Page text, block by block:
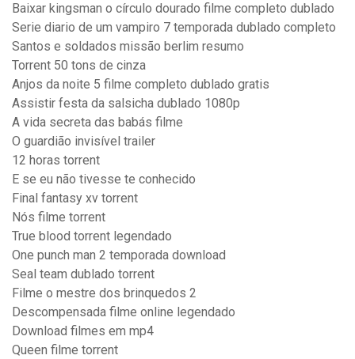
Baixar kingsman o círculo dourado filme completo dublado
Serie diario de um vampiro 7 temporada dublado completo
Santos e soldados missão berlim resumo
Torrent 50 tons de cinza
Anjos da noite 5 filme completo dublado gratis
Assistir festa da salsicha dublado 1080p
A vida secreta das babás filme
O guardião invisível trailer
12 horas torrent
E se eu não tivesse te conhecido
Final fantasy xv torrent
Nós filme torrent
True blood torrent legendado
One punch man 2 temporada download
Seal team dublado torrent
Filme o mestre dos brinquedos 2
Descompensada filme online legendado
Download filmes em mp4
Queen filme torrent